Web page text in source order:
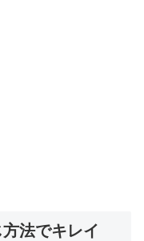
法でキレイ